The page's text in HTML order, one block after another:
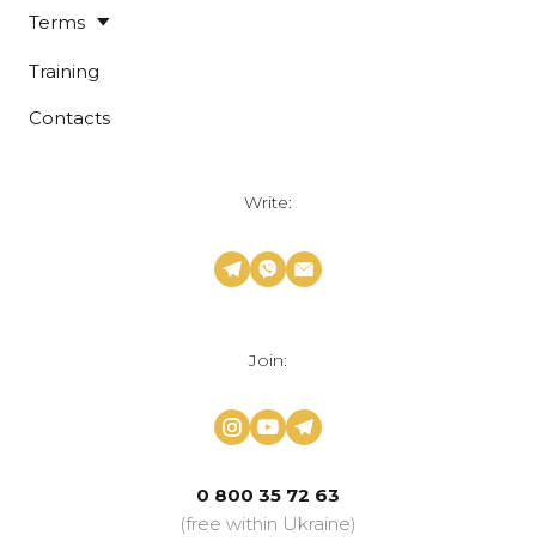
Terms
Training
Contacts
Write:
Join:
0 800 35 72 63
(free within Ukraine)